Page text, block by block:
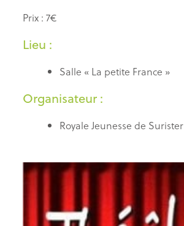
Prix : 7€
Lieu :
Salle « La petite France »
Organisateur :
Royale Jeunesse de Surister